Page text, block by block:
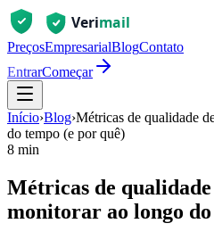
PreçosEmpresarialBlogContato
EntrarComeçar
Início›Blog›Métricas de qualidade
do tempo (e por quê)
8 min
Métricas de
monitorar ao longo